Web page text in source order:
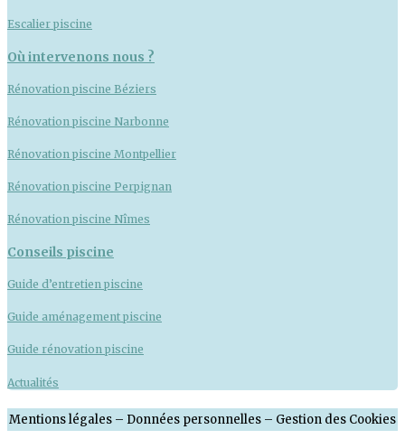
Escalier piscine
Où intervenons nous ?
Rénovation piscine Béziers
Rénovation piscine Narbonne
Rénovation piscine Montpellier
Rénovation piscine Perpignan
Rénovation piscine Nîmes
Conseils piscine
Guide d’entretien piscine
Guide aménagement piscine
Guide rénovation piscine
Actualités
Mentions légales – Données personnelles – Gestion des Cookies